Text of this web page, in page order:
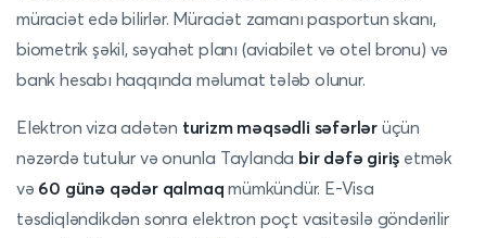
müraciət edə bilirlər. Müraciət zamanı pasportun skanı,
biometrik şəkil, səyahət planı (aviabilet və otel bronu) və
bank hesabı haqqında məlumat tələb olunur.
Elektron viza adətən turizm məqsədli səfərlər üçün
nəzərdə tutulur və onunla Taylanda bir dəfə giriş etmək
və 60 günə qədər qalmaq mümkündür. E-Visa
təsdiqləndikdən sonra elektron poçt vasitəsilə göndərilir